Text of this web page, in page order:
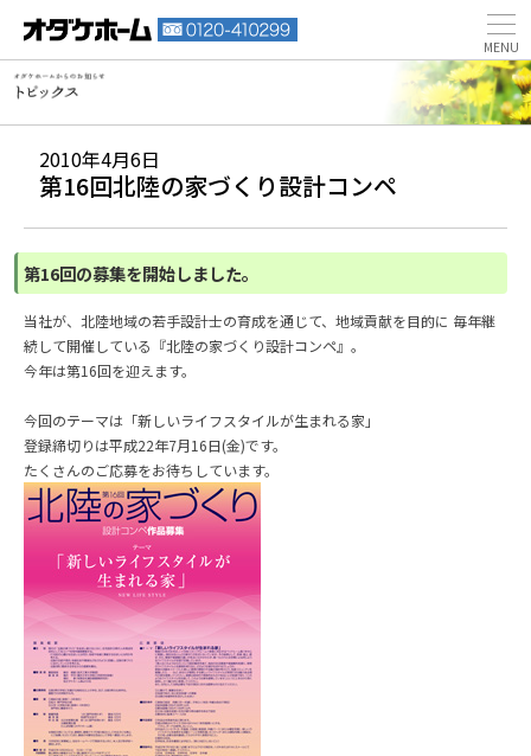
2010年4月6日
第16回北陸の家づくり設計コンペ
第16回の募集を開始しました。
当社が、北陸地域の若手設計士の育成を通じて、地域貢献を目的に 毎年継
続して開催している『北陸の家づくり設計コンペ』。
今年は第16回を迎えます。
今回のテーマは「新しいライフスタイルが生まれる家」
登録締切りは平成22年7月16日(金)です。
たくさんのご応募をお待ちしています。